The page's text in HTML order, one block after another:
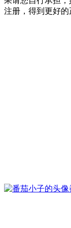
注册，得到更好的